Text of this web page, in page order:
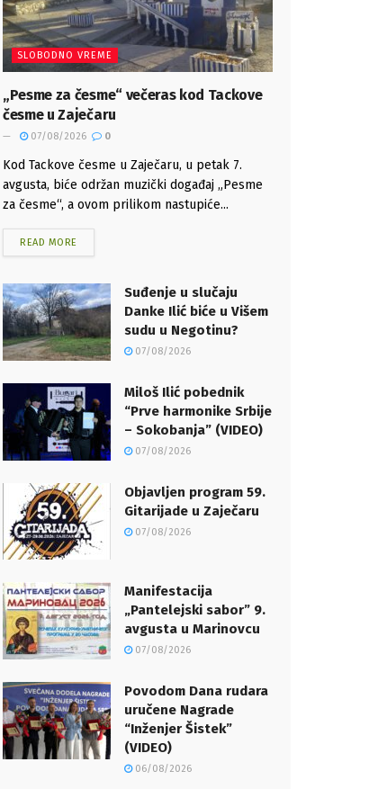
SLOBODNO VREME
„Pesme za česme“ večeras kod Tackove
česme u Zaječaru
07/08/2026 0
Kod Tackove česme u Zaječaru, u petak 7.
avgusta, biće održan muzički događaj „Pesme
za česme“, a ovom prilikom nastupiće...
READ MORE
Suđenje u slučaju
Danke Ilić biće u Višem
sudu u Negotinu?
07/08/2026
Miloš Ilić pobednik
“Prve harmonike Srbije
– Sokobanja” (VIDEO)
07/08/2026
Objavljen program 59.
Gitarijade u Zaječaru
07/08/2026
Manifestacija
„Pantelejski sabor” 9.
avgusta u Marinovcu
07/08/2026
Povodom Dana rudara
uručene Nagrade
“Inženjer Šistek”
(VIDEO)
06/08/2026